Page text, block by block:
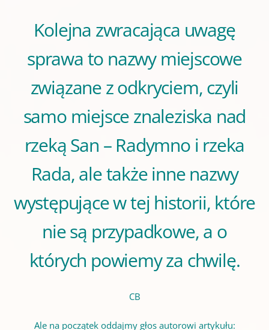
Kolejna zwracająca uwagę
sprawa to nazwy miejscowe
związane z odkryciem, czyli
samo miejsce znaleziska nad
rzeką San – Radymno i rzeka
Rada, ale także inne nazwy
występujące w tej historii, które
nie są przypadkowe, a o
których powiemy za chwilę.
CB
Ale na początek oddajmy głos autorowi artykułu: